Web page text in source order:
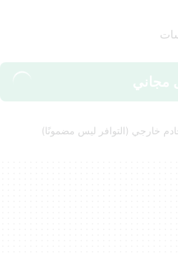
مجاني
خارجي (التوافر ليس مضمونًا)